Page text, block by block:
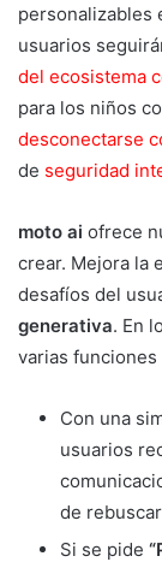
personalizables
usuarios
del ecosistema
para los niños
desconectarse
de seguridad
moto ai ofrece
crear. Mejora la
desafíos del
generativa. En
varias funciones
Con una
usuarios
de
Si se pide